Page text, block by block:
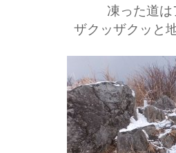
凍った道
ザクッザクッと